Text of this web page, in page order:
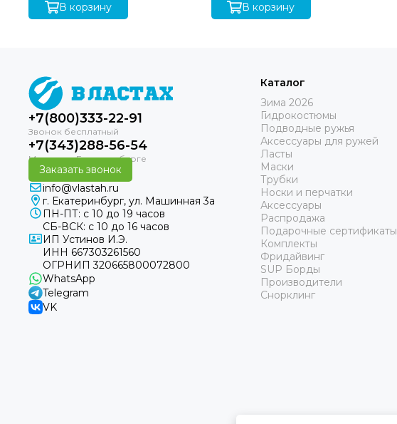
В корзину В корзину
+7(800)333-22-91
+7(343)288-56-54
Заказать звонок
info@vlastah.ru
г. Екатеринбург, ул. Машинная 3а
ПН-ПТ: с 10 до 19 часов
СБ-ВСК: с 10 до 16 часов
ИП Устинов И.Э.
ИНН 667303261560
ОГРНИП 320665800072800
WhatsApp
Telegram
VK
Каталог
Зима 2026
Гидрокостюмы
Подводные ружья
Аксессуары для ружей
Ласты
Маски
Трубки
Носки и перчатки
Аксессуары
Распродажа
Подарочные сертификаты
Комплекты
Фридайвинг
SUP Борды
Производители
Снорклинг